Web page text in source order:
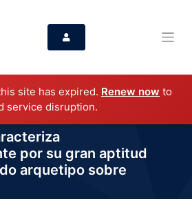
site has expired. Renew now to
service disruption.
por su gran aptitud
arquetipo sobre